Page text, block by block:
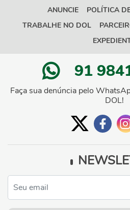
ANUNCIE
POLÍTICA
TRABALHE NO DOL
91
Faça sua denúncia pelo
DOL!